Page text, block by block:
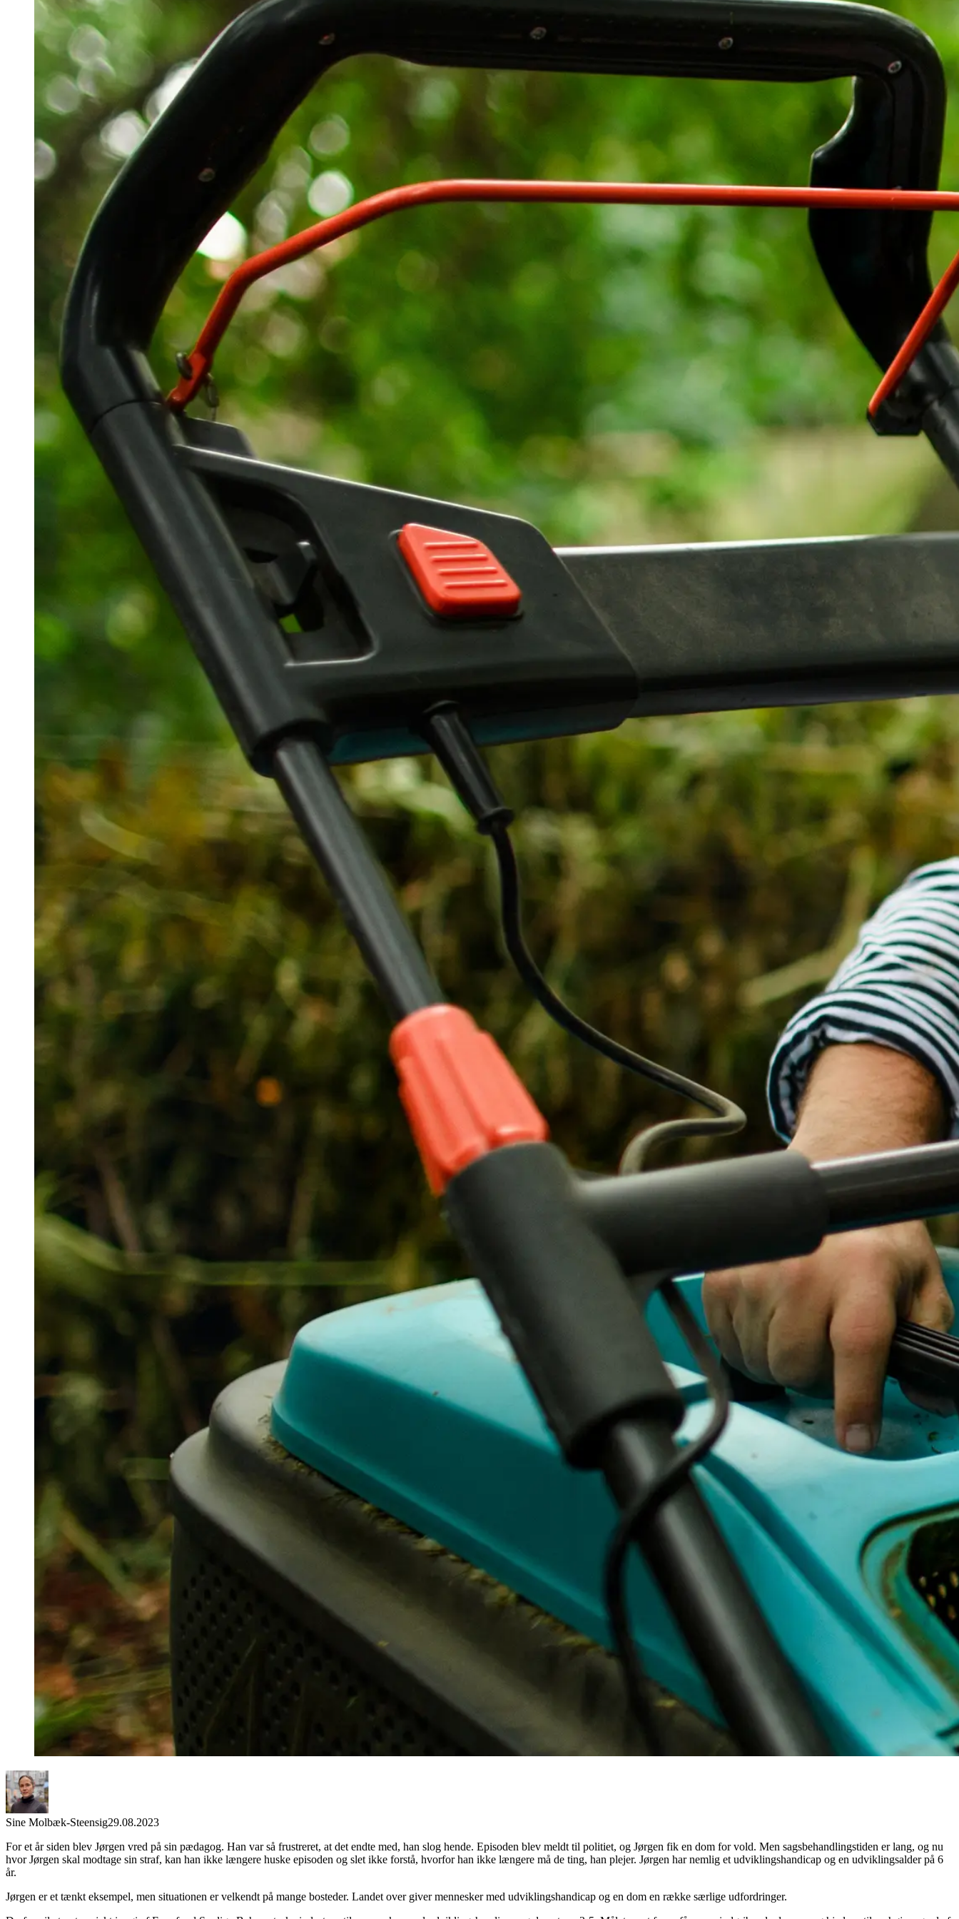
Sine Molbæk-Steensig29.08.2023
For et år siden blev Jørgen vred på sin pædagog. Han var så frustreret, at det endte med, han slog hende. Episoden blev meldt til politiet, og Jørgen fik en dom for vold. Men sagsbehandlingstiden er lang, og nu
hvor Jørgen skal modtage sin straf, kan han ikke længere huske episoden og slet ikke forstå, hvorfor han ikke længere må de ting, han plejer. Jørgen har nemlig et udviklingshandicap og en udviklingsalder på 6
år.
Jørgen er et tænkt eksempel, men situationen er velkendt på mange bosteder. Landet over giver mennesker med udviklingshandicap og en dom en række særlige udfordringer.